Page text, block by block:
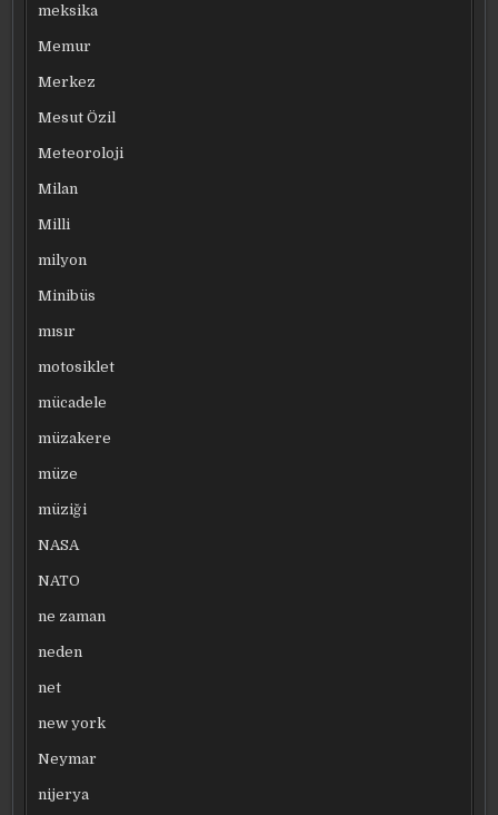
meksika
Memur
Merkez
Mesut Özil
Meteoroloji
Milan
Milli
milyon
Minibüs
mısır
motosiklet
mücadele
müzakere
müze
müziği
NASA
NATO
ne zaman
neden
net
new york
Neymar
nijerya